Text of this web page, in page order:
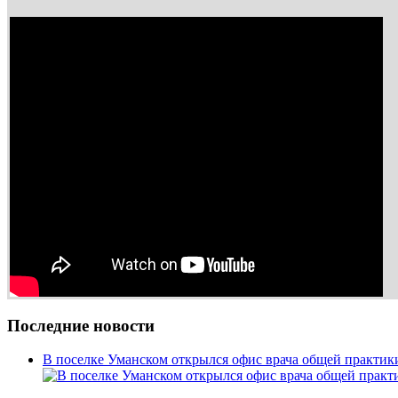
Последние новости
В поселке Уманском открылся офис врача общей